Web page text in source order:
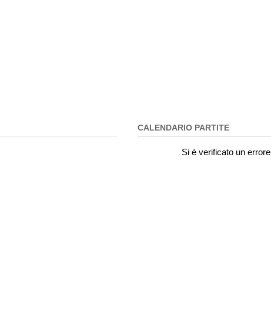
CALENDARIO PARTITE
Si è verificato un errore